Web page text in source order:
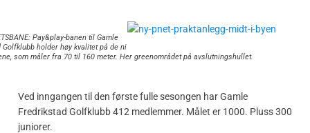
Pay&play-banen til Gamle
Golfklubb holder høy kvalitet på de ni
som måler fra 70 til 160 meter. Her greenområdet på avslutningshullet.
Ved inngangen til den første fulle sesongen har Gamle
Fredrikstad Golfklubb 412 medlemmer. Målet er 1000. Pluss 300
juniorer.